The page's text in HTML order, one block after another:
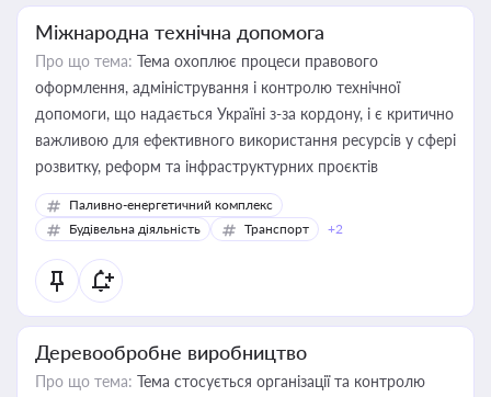
Міжнародна технічна допомога
Про що тема: Тема охоплює процеси правового
оформлення, адміністрування і контролю технічної
допомоги, що надається Україні з-за кордону, і є критично
важливою для ефективного використання ресурсів у сфері
розвитку, реформ та інфраструктурних проєктів
Паливно-енергетичний комплекс
Будівельна діяльність
Транспорт +2
Деревообробне виробництво
Про що тема: Тема стосується організації та контролю